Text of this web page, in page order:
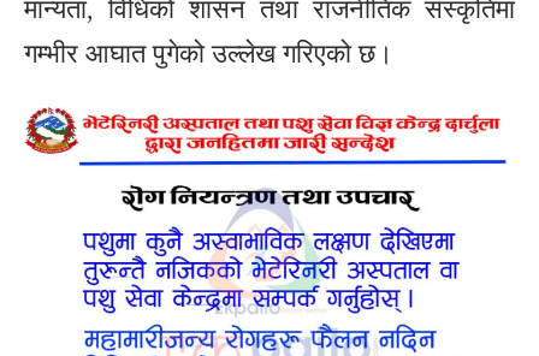
मान्यता, विधिको शासन तथा राजनीतिक संस्कृतिमा
गम्भीर आघात पुगेको उल्लेख गरिएको छ।